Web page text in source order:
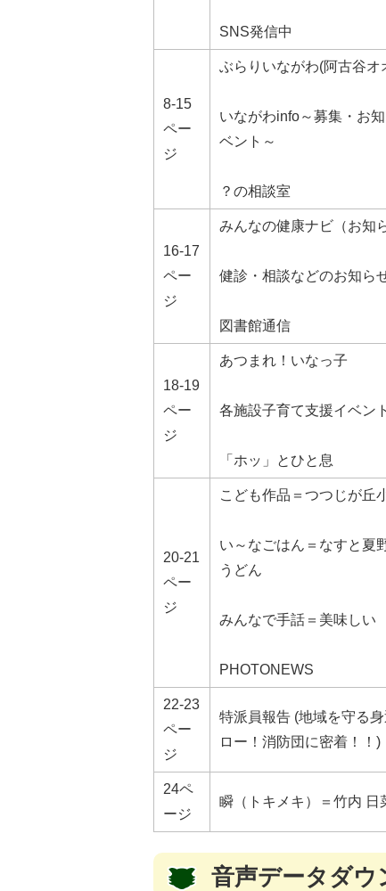
SNS発信中
8-15
ペー
ジ
ぶらりいながわ(阿古谷オ
いながわinfo～募集・お
ベント～
？の相談室
16-17
ペー
ジ
みんなの健康ナビ（お知
健診・相談などのお知ら
図書館通信
18-19
ペー
ジ
あつまれ！いなっ子
各施設子育て支援イベント
「ホッ」とひと息
20-21
ペー
ジ
こども作品＝つつじが丘
い～なごはん＝なすと夏
うどん
みんなで手話＝美味しい
PHOTONEWS
22-23
ペー
ジ
特派員報告 (地域を守る
ロー！消防団に密着！！)
24ペ
ージ
瞬（トキメキ）＝竹内 日
音声データダウ